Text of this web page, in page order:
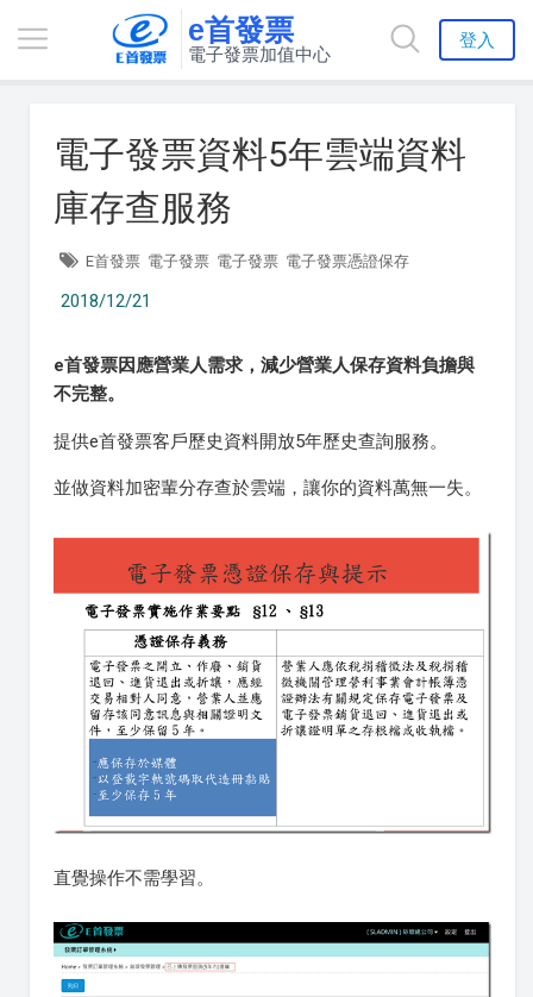
e首發票
電子發票加值中心
登入
電子發票資料5年雲端資料
庫存查服務
E首發票 電子發票 電子發票 電子發票憑證保存
2018/12/21
e首發票因應營業人需求，減少營業人保存資料負擔與
不完整。
提供e首發票客戶歷史資料開放5年歷史查詢服務。
並做資料加密輩分存查於雲端，讓你的資料萬無一失。
直覺操作不需學習。